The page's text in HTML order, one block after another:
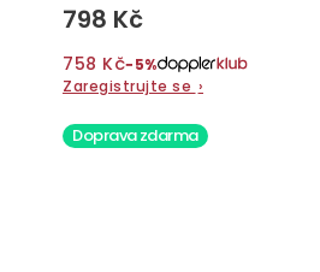
798 Kč
758 Kč−5%
Zaregistrujte se ›
Doprava zdarma